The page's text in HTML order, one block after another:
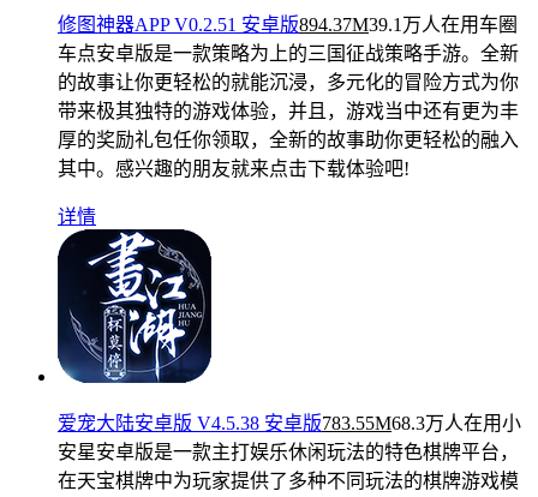
修图神器APP V0.2.51 安卓版894.37M39.1万人在用 车圈
车点安卓版是一款策略为上的三国征战策略手游。全新
的故事让你更轻松的就能沉浸，多元化的冒险方式为你
带来极其独特的游戏体验，并且，游戏当中还有更为丰
厚的奖励礼包任你领取，全新的故事助你更轻松的融入
其中。感兴趣的朋友就来点击下载体验吧!
详情
爱宠大陆安卓版 V4.5.38 安卓版783.55M68.3万人在用小
安星安卓版是一款主打娱乐休闲玩法的特色棋牌平台，
在天宝棋牌中为玩家提供了多种不同玩法的棋牌游戏模